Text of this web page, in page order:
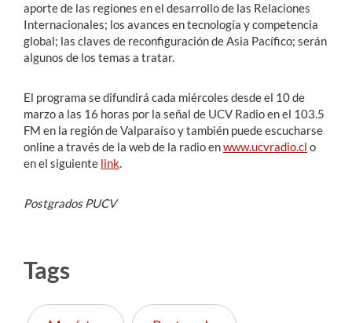
aporte de las regiones en el desarrollo de las Relaciones
Internacionales; los avances en tecnología y competencia
global; las claves de reconfiguración de Asia Pacífico; serán
algunos de los temas a tratar.
El programa se difundirá cada miércoles desde el 10 de
marzo a las 16 horas por la señal de UCV Radio en el 103.5
FM en la región de Valparaíso y también puede escucharse
online a través de la web de la radio enwww.ucvradio.cl o
en el siguiente link.
Postgrados PUCV
Tags